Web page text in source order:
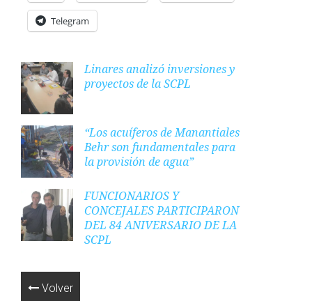
Telegram
Linares analizó inversiones y
proyectos de la SCPL
“Los acuíferos de Manantiales
Behr son fundamentales para
la provisión de agua”
FUNCIONARIOS Y
CONCEJALES PARTICIPARON
DEL 84 ANIVERSARIO DE LA
SCPL
Volver